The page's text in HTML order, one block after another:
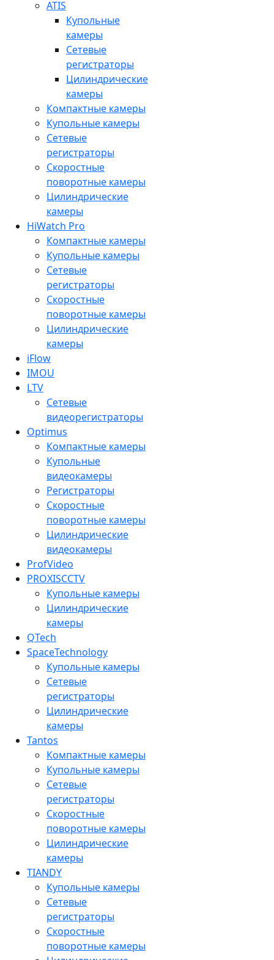
ATIS
Купольные
камеры
Сетевые
регистраторы
Цилиндрические
камеры
Компактные камеры
Купольные камеры
Сетевые
регистраторы
Скоростные
поворотные камеры
Цилиндрические
камеры
HiWatch Pro
Компактные камеры
Купольные камеры
Сетевые
регистраторы
Скоростные
поворотные камеры
Цилиндрические
камеры
iFlow
IMOU
LTV
Сетевые
видеорегистраторы
Optimus
Компактные камеры
Купольные
видеокамеры
Регистраторы
Скоростные
поворотные камеры
Цилиндрические
видеокамеры
ProfVideo
PROXISCCTV
Купольные камеры
Цилиндрические
камеры
QTech
SpaceTechnology
Купольные камеры
Сетевые
регистраторы
Цилиндрические
камеры
Tantos
Компактные камеры
Купольные камеры
Сетевые
регистраторы
Скоростные
поворотные камеры
Цилиндрические
камеры
TIANDY
Купольные камеры
Сетевые
регистраторы
Скоростные
поворотные камеры